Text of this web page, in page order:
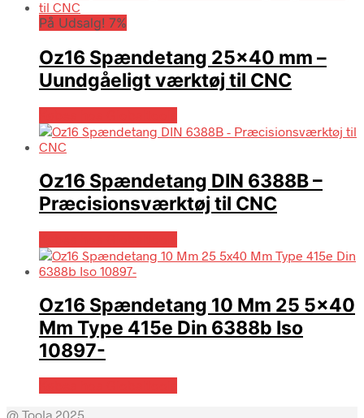
På Udsalg! 7%
Oz16 Spændetang 25×40 mm –
Uundgåeligt værktøj til CNC
Oz16 Spændetang DIN 6388B –
Præcisionsværktøj til CNC
Oz16 Spændetang 10 Mm 25 5×40
Mm Type 415e Din 6388b Iso
10897-
@ Toola 2025